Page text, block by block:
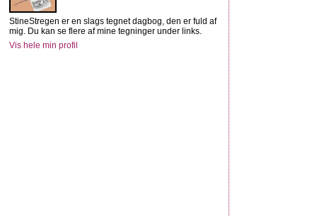
StineStregen er en slags tegnet dagbog, den er fuld af
mig. Du kan se flere af mine tegninger under links.
Vis hele min profil